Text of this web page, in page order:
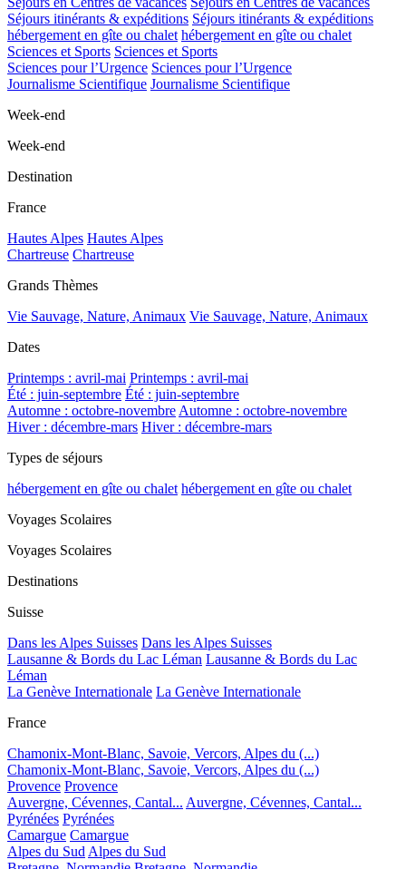
Séjours itinérants & expéditions Séjours itinérants & expéditions
hébergement en gîte ou chalet hébergement en gîte ou chalet
Sciences et Sports Sciences et Sports
Sciences pour l’Urgence Sciences pour l’Urgence
Journalisme Scientifique Journalisme Scientifique
Week-end
Week-end
Destination
France
Hautes Alpes Hautes Alpes
Chartreuse Chartreuse
Grands Thèmes
Vie Sauvage, Nature, Animaux Vie Sauvage, Nature, Animaux
Dates
Printemps : avril-mai Printemps : avril-mai
Été : juin-septembre Été : juin-septembre
Automne : octobre-novembre Automne : octobre-novembre
Hiver : décembre-mars Hiver : décembre-mars
Types de séjours
hébergement en gîte ou chalet hébergement en gîte ou chalet
Voyages Scolaires
Voyages Scolaires
Destinations
Suisse
Dans les Alpes Suisses Dans les Alpes Suisses
Lausanne & Bords du Lac Léman Lausanne & Bords du Lac
Léman
La Genève Internationale La Genève Internationale
France
Chamonix-Mont-Blanc, Savoie, Vercors, Alpes du (...)
Chamonix-Mont-Blanc, Savoie, Vercors, Alpes du (...)
Provence Provence
Auvergne, Cévennes, Cantal... Auvergne, Cévennes, Cantal...
Pyrénées Pyrénées
Camargue Camargue
Alpes du Sud Alpes du Sud